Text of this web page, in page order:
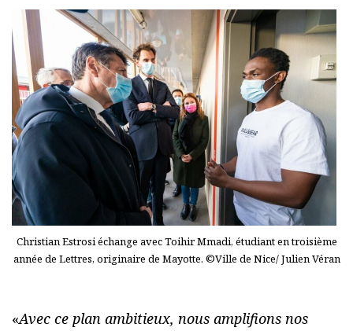
Christian Estrosi échange avec Toihir Mmadi, étudiant en troisième
année de Lettres, originaire de Mayotte. ©Ville de Nice/ Julien Véran
«Avec ce plan ambitieux, nous amplifions nos